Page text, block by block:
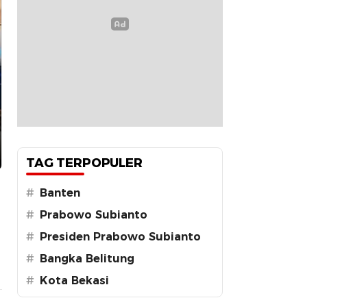
TAG TERPOPULER
# Banten
# Prabowo Subianto
# Presiden Prabowo Subianto
# Bangka Belitung
# Kota Bekasi